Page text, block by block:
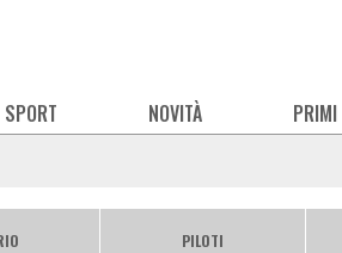
SPORT NOVITÀ PRIMI
PILOTI